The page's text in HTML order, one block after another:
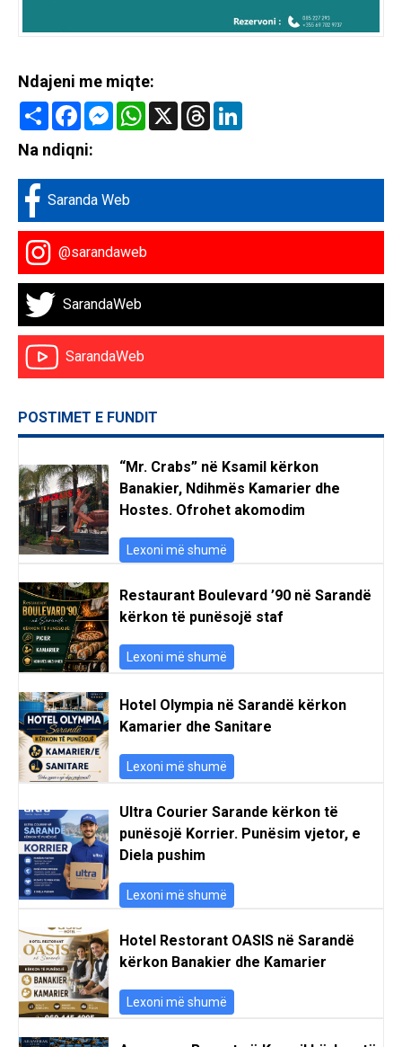
Ndajeni me miqte:
Share FacebookMessenger
WhatsApp
X Threads
Na ndiqni:
Saranda Web
@sarandaweb
SarandaWeb
SarandaWeb
POSTIMET E FUNDIT
“Mr. Crabs” në Ksamil kërkon
Banakier, Ndihmës Kamarier dhe
Hostes. Ofrohet akomodim
Lexoni më shumë
Restaurant Boulevard ’90 në Sarandë
kërkon të punësojë staf
Lexoni më shumë
Hotel Olympia në Sarandë kërkon
Kamarier dhe Sanitare
Lexoni më shumë
Ultra Courier Sarande kërkon të
punësojë Korrier. Punësim vjetor, e
Diela pushim
Lexoni më shumë
Hotel Restorant OASIS në Sarandë
kërkon Banakier dhe Kamarier
Lexoni më shumë